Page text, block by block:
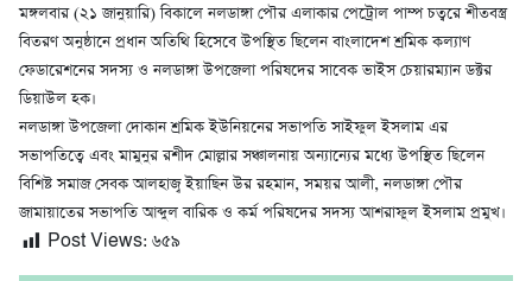
মঙ্গলবার (২১ জানুয়ারি) বিকালে নলডাঙ্গা পৌর এলাকার পেট্রোল পাম্প চত্বরে শীতবস্ত্র
বিতরণ অনুষ্ঠানে প্রধান অতিথি হিসেবে উপস্থিত ছিলেন বাংলাদেশ শ্রমিক কল্যাণ
ফেডারেশনের সদস্য ও নলডাঙ্গা উপজেলা পরিষদের সাবেক ভাইস চেয়ারম্যান ডক্টর
ডিয়াউল হক।
নলডাঙ্গা উপজেলা দোকান শ্রমিক ইউনিয়নের সভাপতি সাইফুল ইসলাম এর
সভাপতিত্বে এবং মামুনুর রশীদ মোল্লার সঞ্চালনায় অন্যান্যের মধ্যে উপস্থিত ছিলেন
বিশিষ্ট সমাজ সেবক আলহাজ্ব ইয়াছিন উর রহমান, সময়র আলী, নলডাঙ্গা পৌর
জামায়াতের সভাপতি আব্দুল বারিক ও কর্ম পরিষদের সদস্য আশরাফুল ইসলাম প্রমুখ।
Post Views: ৬৫৯